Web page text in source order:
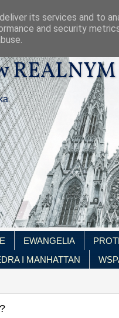
EWANGELIA
I MANHATTAN
its services and to
and security